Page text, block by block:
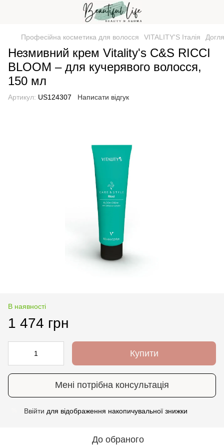
Професійна косметика для волосся VITALITY'S Італія
Незмивний крем Vitality's C&S RICCI
BLOOM – для кучерявого волосся,
150 мл
Артикул: US124307 Написати відгук
В наявності
1 474 грн
Купити
Мені потрібна консультація
Ввійти для відображення накопичувальної знижки
До обраного